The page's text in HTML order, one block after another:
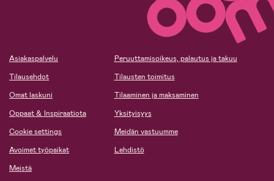
Asiakaspalvelu
Tilausehdot
Omat laskuni
Oppaat & Inspiraatiota
Cookie settings
Avoimet työpaikat
Meistä
Peruuttamisoikeus, palautus ja takuu
Tilausten toimitus
Tilaaminen ja maksaminen
Yksityisyys
Meidän vastuumme
Lehdistö